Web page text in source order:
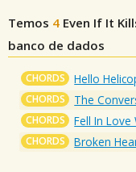
Temos 4 Even If It
banco de dados
CHORDS Hello
CHORDS The
CHORDS Fell In Love
CHORDS Broken